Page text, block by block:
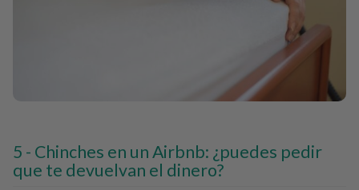
Chinches en un Airbnb: ¿puedes pedir
que te devuelvan el dinero?